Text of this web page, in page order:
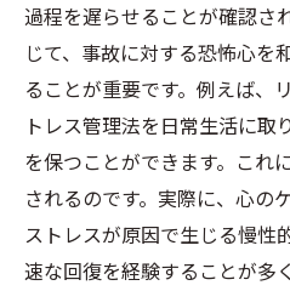
過程を遅らせることが確認さ
じて、事故に対する恐怖心を
ることが重要です。例えば、
トレス管理法を日常生活に取
を保つことができます。これ
されるのです。実際に、心の
ストレスが原因で生じる慢性
速な回復を経験することが多